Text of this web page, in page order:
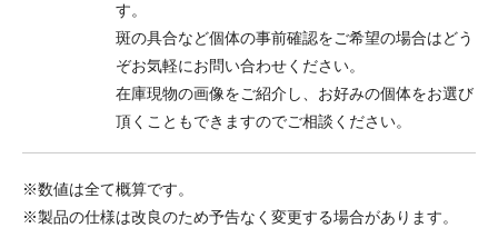
す。
斑の具合など個体の事前確認をご希望の場合はどう
ぞお気軽にお問い合わせください。
在庫現物の画像をご紹介し、お好みの個体をお選び
頂くこともできますのでご相談ください。
※数値は全て概算です。
※製品の仕様は改良のため予告なく変更する場合があります。